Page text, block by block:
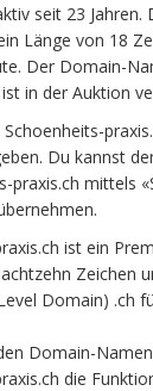
seit 23 Jahren.
Länge von 18
Der Domain-
in der Auktion
Du kannst
praxis.ch mittels
ist ein
Zeichen
Domain) .ch
Domain-Namen
die